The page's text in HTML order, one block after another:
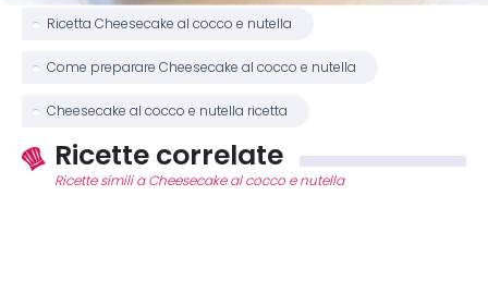
Ricetta Cheesecake al cocco e nutella
Come preparare Cheesecake al cocco e nutella
Cheesecake al cocco e nutella ricetta
Ricette correlate
Ricette simili a Cheesecake al cocco e nutella